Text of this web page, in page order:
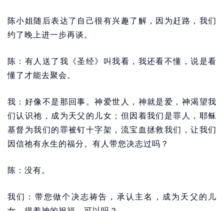
陈小姐随后表达了自己很有兴趣了解，因为赶路，我们
约了晚上进一步再谈。
陈：有人送了我《圣经》叫我看，我还看不懂，说是看
懂了才能去聚会。
我：好像不是那回事。神爱世人，神就是爱，神渴望我
们认识祂，成为天父的儿女；但因着我们是罪人，耶稣
基督为我们的罪被钉十字架，流宝血拯救我们，让我们
因信祂有永生的福分。有人带您决志过吗？
陈：没有。
我们：带您做个决志祷告，承认主名，成为天父的儿